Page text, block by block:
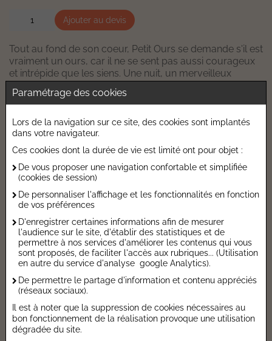
Ajouter au devis
Tout au fond de son coeur, Petit Ours se demande s'il est
vraiment un ours, car il ne se sent pas aussi courageux
et intrépide que les siens. Une nuit, un merveilleux
oiseau de feu lui offre une plume... Un album poétique et
magique pour prendre confiance en soi.
Caractéristiques de l'ouvrage
Catégorie :
Albums 3-6 ans
Date de parution :
03/09/2025
Auteur :
Editeur :
PERE CASTOR
Collection :
Les albums du Père Castor
Autres Informations
Taux de TVA :
Prix €.HT :
5,64 €
Hauteur :
181 mm
Largeur :
Paramétrage des cookies
Lors de la navigation sur ce site, des cookies sont implantés
dans votre navigateur.
Ces cookies dont la durée de vie est limité ont pour objet :
De vous proposer une navigation confortable et simplifiée
(cookies de session)
De personnaliser l'affichage et les fonctionnalités en fonction
de vos préférences
D'enregistrer certaines informations afin de mesurer
l'audience sur le site, d'établir des statistiques et de
permettre à nos services d'améliorer les contenus qui vous
sont proposés, de faciliter l'accès aux rubriques... (Utilisation
en autre du service d'analyse google Analytics).
De permettre le partage d'information et contenu appréciés
(réseaux sociaux).
Il est à noter que la suppression de cookies nécessaires au
bon fonctionnement de la réalisation provoque une utilisation
dégradée du site.